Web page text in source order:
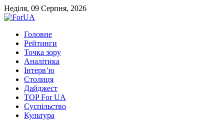
Неділя, 09 Серпня, 2026
Головне
Рейтинги
Точка зору
Аналітика
Інтерв’ю
Столиця
Дайджест
TOP For UA
Суспiльство
Культура